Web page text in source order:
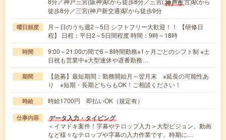
神戸市
徒歩8分／三宮(神戸新交通)駅から徒歩9分
曜日頻度
月～日のうち週2～5日 シフトフリー大歓迎！！ 【研修日
程】 日程：平日2～5日間程度 時間：9時～18時
時間
9:00～21:00の間で6～8時間勤務※1ヶ月ごとのシフト制 ※土
日祝も営業中※大型連休や遅番勤務…
期間
【急募】最短期間：勤務開始月～翌月末 ※延長の可能性あ
り ※短期・長期どちらもOK！ご相談ください！
時給 時給1700円 即払いOK（規定有）
仕事内容 データ入力・タイピング
＜イマドキ案件！字幕やテロップ入力＞大型ビジョン、動画
など様々なテロップや字幕の入力作業です。時期に…